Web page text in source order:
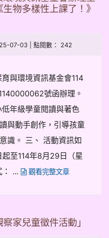
物多樣性上課了！》
07-03 | 點閱數： 242
與環境資訊基金會114
號函辦理。
年級學童閱讀與著色
與動手創作，引導孩童
識。 三、 活動資訊如
至114年8月29日（星
...
觀看完整文章
家兒童徵件活動」